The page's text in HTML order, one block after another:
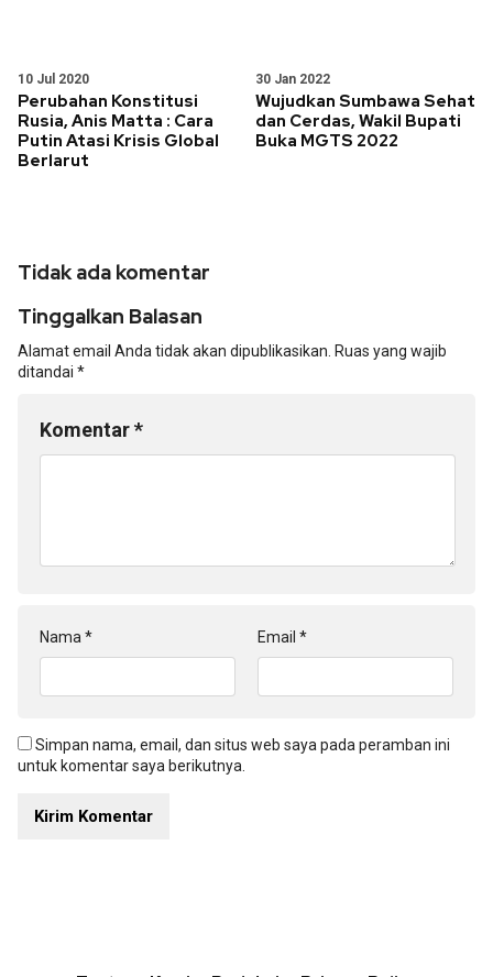
10 Jul 2020
Perubahan Konstitusi
Rusia, Anis Matta : Cara
Putin Atasi Krisis Global
Berlarut
30 Jan 2022
Wujudkan Sumbawa Sehat
dan Cerdas, Wakil Bupati
Buka MGTS 2022
Tidak ada komentar
Tinggalkan Balasan
Alamat email Anda tidak akan dipublikasikan. Ruas yang wajib
ditandai *
Komentar*
Nama * Email *
Simpan nama, email, dan situs web saya pada peramban ini
untuk komentar saya berikutnya.